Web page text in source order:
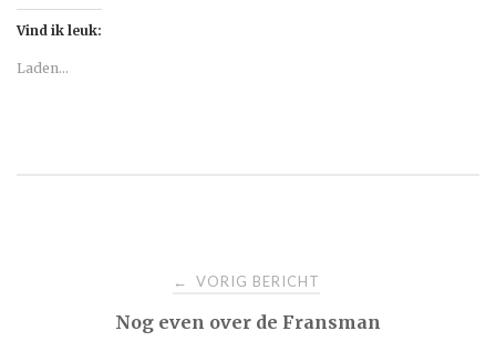
Vind ik leuk:
Laden...
navigatie
← VORIG BERICHT
Nog even over de Fransman